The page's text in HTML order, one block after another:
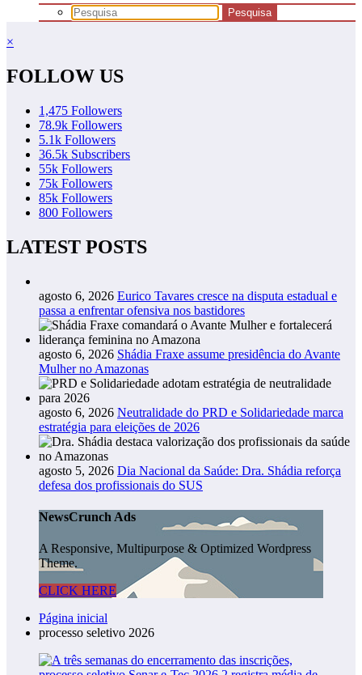
×
FOLLOW US
1,475 Followers
78.9k Followers
5.1k Followers
36.5k Subscribers
55k Followers
75k Followers
85k Followers
800 Followers
LATEST POSTS
agosto 6, 2026 Eurico Tavares cresce na disputa estadual e
passa a enfrentar ofensiva nos bastidores
agosto 6, 2026 Shádia Fraxe assume presidência do Avante
Mulher no Amazonas
agosto 6, 2026 Neutralidade do PRD e Solidariedade marca
estratégia para eleições de 2026
agosto 5, 2026 Dia Nacional da Saúde: Dra. Shádia reforça
defesa dos profissionais do SUS
NewsCrunch Ads
A Responsive, Multipurpose & Optimized Wordpress
Theme.
CLICK HERE
Página inicial
processo seletivo 2026